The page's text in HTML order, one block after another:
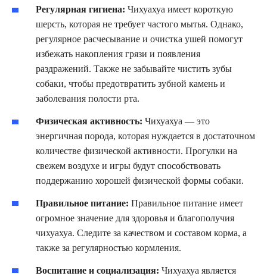
Регулярная гигиена: Чихуахуа имеет короткую
шерсть, которая не требует частого мытья. Однако,
регулярное расчесывание и очистка ушей помогут
избежать накопления грязи и появления
раздражений. Также не забывайте чистить зубы
собаки, чтобы предотвратить зубной камень и
заболевания полости рта.
Физическая активность: Чихуахуа — это
энергичная порода, которая нуждается в достаточном
количестве физической активности. Прогулки на
свежем воздухе и игры будут способствовать
поддержанию хорошей физической формы собаки.
Правильное питание: Правильное питание имеет
огромное значение для здоровья и благополучия
чихуахуа. Следите за качеством и составом корма, а
также за регулярностью кормления.
Воспитание и социализация: Чихуахуа является